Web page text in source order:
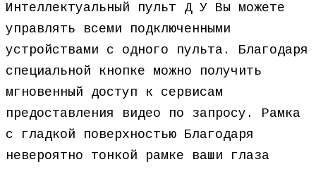
Интеллектуальный пульт Д У Вы можете
управлять всеми подключенными
устройствами с одного пульта. Благодаря
специальной кнопке можно получить
мгновенный доступ к сервисам
предоставления видео по запросу. Рамка
с гладкой поверхностью Благодаря
невероятно тонкой рамке ваши глаза